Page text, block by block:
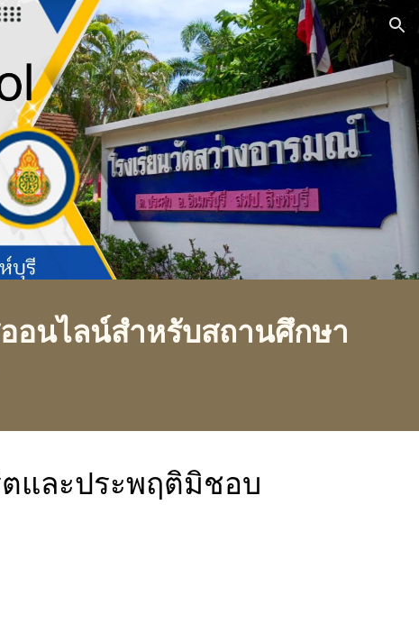
อนไลน์สำหรับสถานศึกษา
ตและประพฤติมิชอบ